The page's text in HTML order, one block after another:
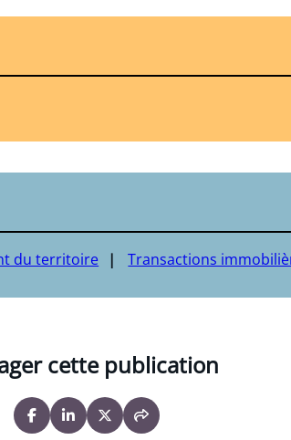
du territoire Transactions
cette publication